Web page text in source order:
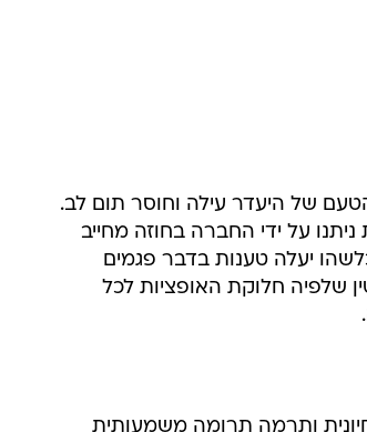
של היעדר עילה וחוסר תום לב.
ניתנו על ידי החברה בחוזה מחייב
יעלה טענות בדבר פגמים
שלפיה חלוקת האופציות לכל
ותרמה תרומה משמעותית